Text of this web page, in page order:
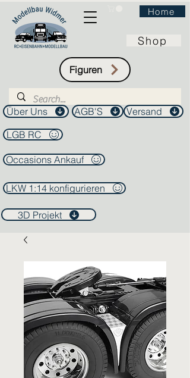
Home
Shop
Figuren
Über Uns AGB'S
Versand
LGB RC
Occasions Ankauf
LKW 1:14 konfigurieren
3D Projekt